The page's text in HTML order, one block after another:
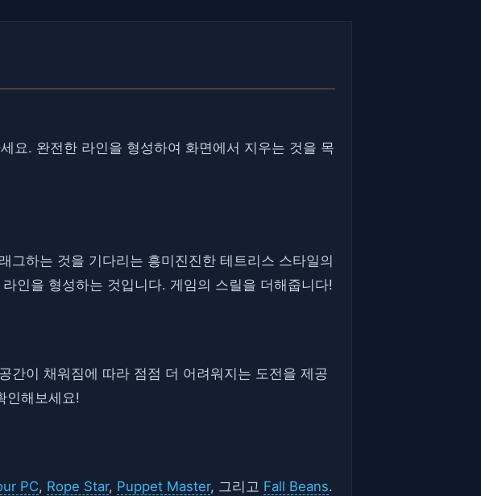
요. 완전한 라인을 형성하여 화면에서 지우는 것을 목
하는 것을 기다리는 흥미진진한 테트리스 스타일의
인을 형성하는 것입니다. 게임의 스릴을 더해줍니다!
간이 채워짐에 따라 점점 더 어려워지는 도전을 제공
인해보세요!
PC, Rope Star, Puppet Master, 그리고 Fall Beans.